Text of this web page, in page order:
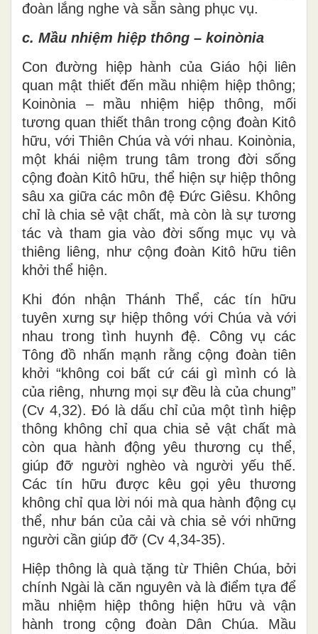
đoàn lắng nghe và sẵn sàng phục vụ.
c. Mầu nhiệm hiệp thông – koinònia
Con đường hiệp hành của Giáo hội liên
quan mật thiết đến mầu nhiệm hiệp thông;
Koinònia – mầu nhiệm hiệp thông, mối
tương quan thiết thân trong cộng đoàn Kitô
hữu, với Thiên Chúa và với nhau. Koinònia,
một khái niệm trung tâm trong đời sống
cộng đoàn Kitô hữu, thể hiện sự hiệp thông
sâu xa giữa các môn đệ Đức Giêsu. Không
chỉ là chia sẻ vật chất, mà còn là sự tương
tác và tham gia vào đời sống mục vụ và
thiêng liêng, như cộng đoàn Kitô hữu tiên
khởi thể hiện.
Khi đón nhận Thánh Thể, các tín hữu
tuyên xưng sự hiệp thông với Chúa và với
nhau trong tình huynh đệ. Công vụ các
Tông đồ nhấn mạnh rằng cộng đoàn tiên
khởi “không coi bất cứ cái gì mình có là
của riêng, nhưng mọi sự đều là của chung”
(Cv 4,32). Đó là dấu chỉ của một tình hiệp
thông không chỉ qua chia sẻ vật chất mà
còn qua hành động yêu thương cụ thể,
giúp đỡ người nghèo và người yếu thế.
Các tín hữu được kêu gọi yêu thương
không chỉ qua lời nói mà qua hành động cụ
thể, như bán của cải và chia sẻ với những
người cần giúp đỡ (Cv 4,34-35).
Hiệp thông là quà tặng từ Thiên Chúa, bởi
chính Ngài là căn nguyên và là điểm tựa để
mầu nhiệm hiệp thông hiện hữu và vận
hành trong cộng đoàn Dân Chúa. Mầu